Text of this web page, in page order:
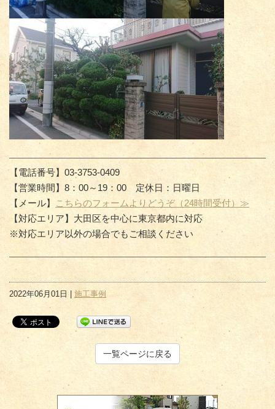
【電話番号】03-3753-0409
【営業時間】8：00～19：00 定休日：日曜日
【メール】
こちらのフォームよりどうぞ（24時間受付）≫
【対応エリア】大田区を中心に東京都内に対応
※対応エリア以外の場合でもご相談ください
2022年06月01日 | 施工事例
一覧ページに戻る